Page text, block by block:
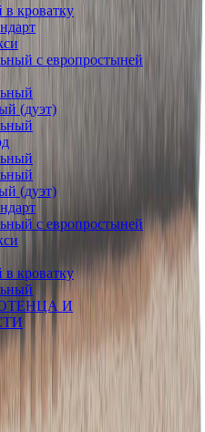
в кроватку
с европростыней
(дуэт)
(дуэт)
с европростыней
в кроватку
И